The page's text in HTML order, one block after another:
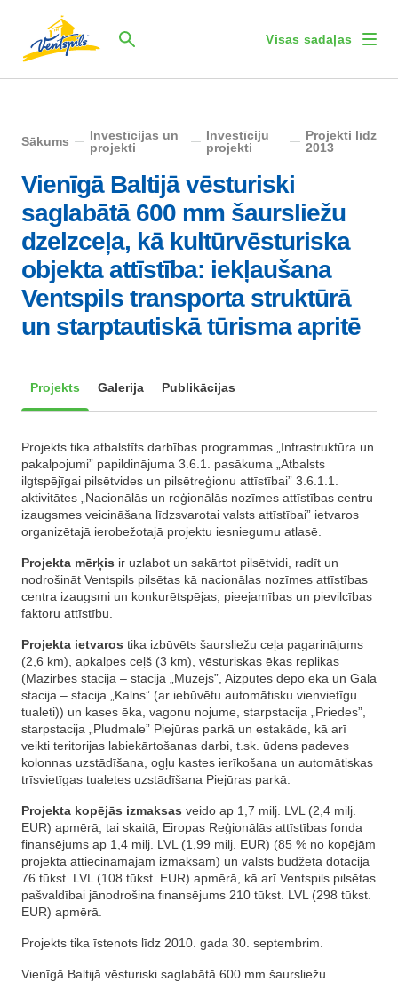
Visas sadaļas
Sākums
Investīcijas un
projekti
Investīciju
projekti
Projekti līdz
2013
Vienīgā Baltijā vēsturiski
saglabātā 600 mm šaursliežu
dzelzceļa, kā kultūrvēsturiska
objekta attīstība: iekļaušana
Ventspils transporta struktūrā
un starptautiskā tūrisma apritē
Projekts Galerija Publikācijas
Projekts tika atbalstīts darbības programmas „Infrastruktūra un
pakalpojumi” papildinājuma 3.6.1. pasākuma „Atbalsts
ilgtspējīgai pilsētvides un pilsētreģionu attīstībai” 3.6.1.1.
aktivitātes „Nacionālās un reģionālās nozīmes attīstības centru
izaugsmes veicināšana līdzsvarotai valsts attīstībai” ietvaros
organizētajā ierobežotajā projektu iesniegumu atlasē.
Projekta mērķis ir uzlabot un sakārtot pilsētvidi, radīt un
nodrošināt Ventspils pilsētas kā nacionālas nozīmes attīstības
centra izaugsmi un konkurētspējas, pieejamības un pievilcības
faktoru attīstību.
Projekta ietvaros tika izbūvēts šaursliežu ceļa pagarinājums
(2,6 km), apkalpes ceļš (3 km), vēsturiskas ēkas replikas
(Mazirbes stacija – stacija „Muzejs”, Aizputes depo ēka un Gala
stacija – stacija „Kalns” (ar iebūvētu automātisku vienvietīgu
tualeti)) un kases ēka, vagonu nojume, starpstacija „Priedes”,
starpstacija „Pludmale” Piejūras parkā un estakāde, kā arī
veikti teritorijas labiekārtošanas darbi, t.sk. ūdens padeves
kolonnas uzstādīšana, ogļu kastes ierīkošana un automātiskas
trīsvietīgas tualetes uzstādīšana Piejūras parkā.
Projekta kopējās izmaksas veido ap 1,7 milj. LVL (2,4 milj.
EUR) apmērā, tai skaitā, Eiropas Reģionālās attīstības fonda
finansējums ap 1,4 milj. LVL (1,99 milj. EUR) (85 % no kopējām
projekta attiecināmajām izmaksām) un valsts budžeta dotācija
76 tūkst. LVL (108 tūkst. EUR) apmērā, kā arī Ventspils pilsētas
pašvaldībai jānodrošina finansējums 210 tūkst. LVL (298 tūkst.
EUR) apmērā.
Projekts tika īstenots līdz 2010. gada 30. septembrim.
Vienīgā Baltijā vēsturiski saglabātā 600 mm šaursliežu